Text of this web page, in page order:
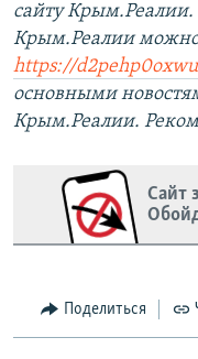
сайту Крым.Реалии.
Крым.Реалии
https://
основными
Крым.Реалии.
Сайт
Поделиться